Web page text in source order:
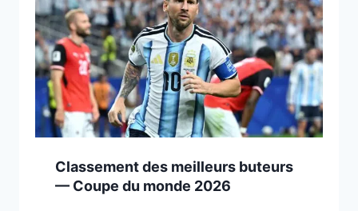
Classement des meilleurs buteurs
— Coupe du monde 2026